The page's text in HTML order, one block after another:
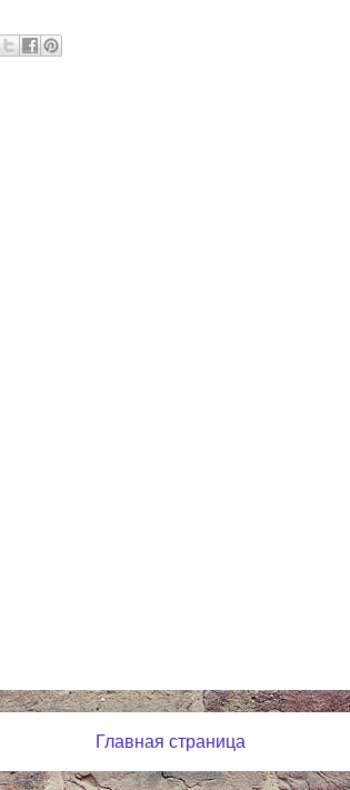
Главная страница